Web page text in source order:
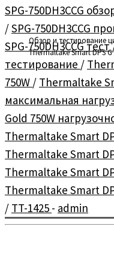
Обзор и тестирование
Thermaltake Smart DPS G
SPG-750DH3CCG
/SPG-750DH3CCG
SPG-750DH3CCG тест
тестирование /
750W / Thermaltake
максимальная
Gold 750W
Thermaltake Smart
Thermaltake Smart
Thermaltake Smart
Thermaltake Smart
/ TT-1425 - admin